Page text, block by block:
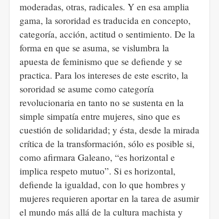
moderadas, otras, radicales. Y en esa amplia
gama, la sororidad es traducida en concepto,
categoría, acción, actitud o sentimiento. De la
forma en que se asuma, se vislumbra la
apuesta de feminismo que se defiende y se
practica. Para los intereses de este escrito, la
sororidad se asume como categoría
revolucionaria en tanto no se sustenta en la
simple simpatía entre mujeres, sino que es
cuestión de solidaridad; y ésta, desde la mirada
crítica de la transformación, sólo es posible si,
como afirmara Galeano, “es horizontal e
implica respeto mutuo”. Si es horizontal,
defiende la igualdad, con lo que hombres y
mujeres requieren aportar en la tarea de asumir
el mundo más allá de la cultura machista y